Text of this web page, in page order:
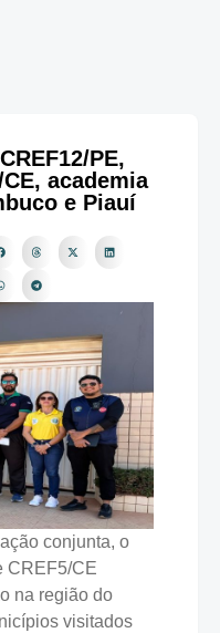
PE,
CE, academia
e Piauí
conjunta, o
CREF5/CE
na região do
visitados